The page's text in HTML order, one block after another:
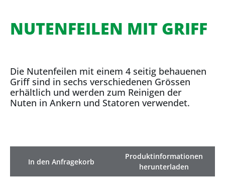
NUTENFEILEN MIT GRIFF
Die Nutenfeilen mit einem 4 seitig behauenen
Griff sind in sechs verschiedenen Grössen
erhältlich und werden zum Reinigen der
Nuten in Ankern und Statoren verwendet.
In den Anfragekorb
Produktinformationen
herunterladen